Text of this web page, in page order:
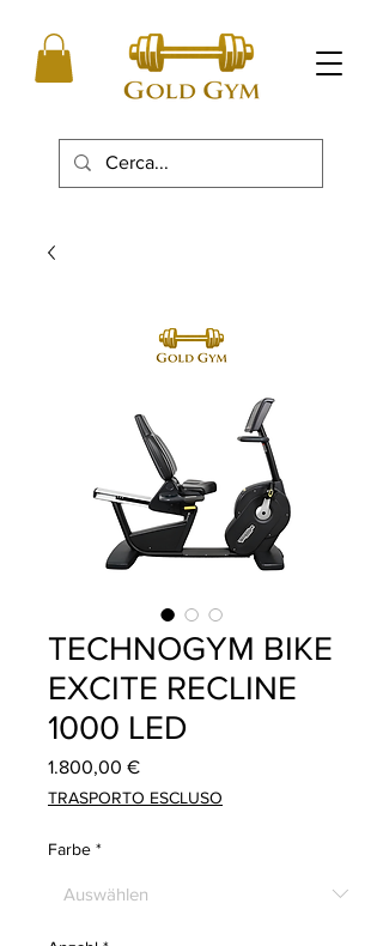
TECHNOGYM BIKE
EXCITE RECLINE
1000 LED
1.800,00 €Preis
TRASPORTO ESCLUSO
Farbe *